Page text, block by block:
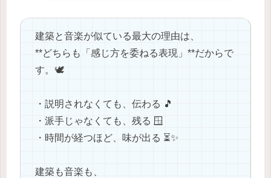
建築と音楽が似ている最大の理由は、
**どちらも「感じ方を委ねる表現」**だからで
す。🕊️
・説明されなくても、伝わる 🎵
・派手じゃなくても、残る 🪟
・時間が経つほど、味が出る ⏳✨
建築も音楽も、